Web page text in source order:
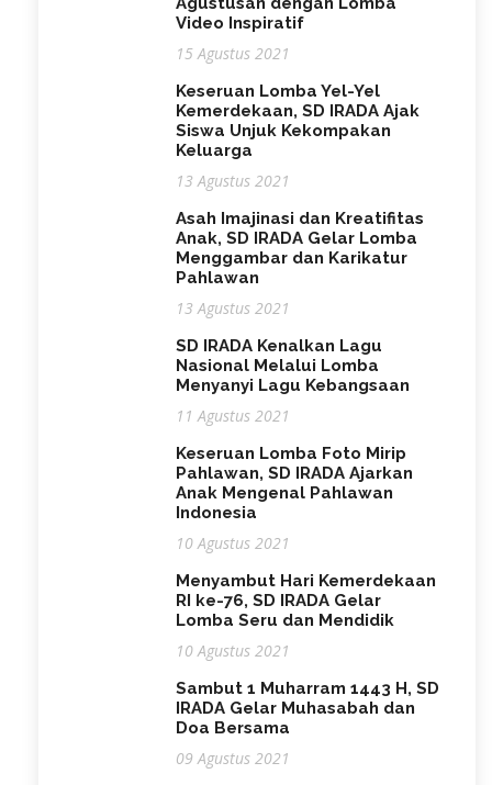
Video Inspiratif
15 Agustus 2021
Keseruan Lomba Yel-Yel
Kemerdekaan, SD IRADA Ajak
Siswa Unjuk Kekompakan
Keluarga
13 Agustus 2021
Asah Imajinasi dan Kreatifitas
Anak, SD IRADA Gelar Lomba
Menggambar dan Karikatur
Pahlawan
13 Agustus 2021
SD IRADA Kenalkan Lagu
Nasional Melalui Lomba
Menyanyi Lagu Kebangsaan
11 Agustus 2021
Keseruan Lomba Foto Mirip
Pahlawan, SD IRADA Ajarkan
Anak Mengenal Pahlawan
Indonesia
10 Agustus 2021
Menyambut Hari Kemerdekaan
RI ke-76, SD IRADA Gelar
Lomba Seru dan Mendidik
10 Agustus 2021
Sambut 1 Muharram 1443 H, SD
IRADA Gelar Muhasabah dan
Doa Bersama
09 Agustus 2021